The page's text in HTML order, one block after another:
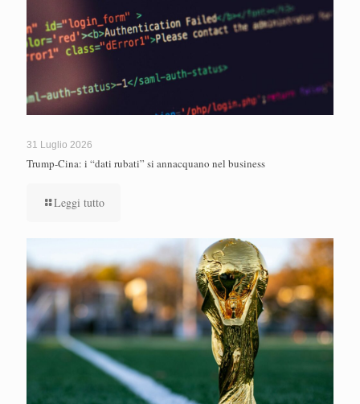
31 Luglio 2026
Trump-Cina: i “dati rubati” si annacquano nel business
Leggi tutto